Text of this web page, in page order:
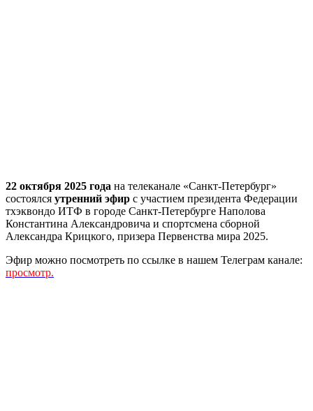
22 октября 2025 года на телеканале «Санкт-Петербург»
состоялся утренний эфир с участием президента Федерации
тхэквондо ИТФ в городе Санкт-Петербурге Наполова
Константина Александровича и спортсмена сборной
Александра Крицкого, призера Первенства мира 2025.
Эфир можно посмотреть по ссылке в нашем Телеграм канале:
просмотр.